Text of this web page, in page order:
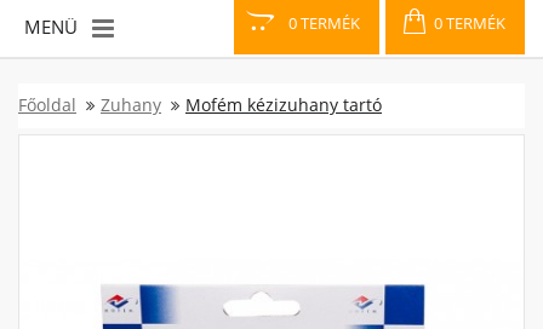
0 TERMÉK 0 TERMÉK
MENÜ
Főoldal Zuhany Mofém kézizuhany tartó